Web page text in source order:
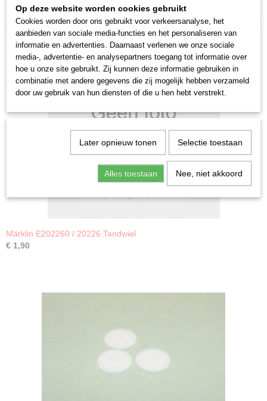
Uitverkocht bij Märklin!
Ook interessant
Märklin E202260 / 20226 Tandwiel
€ 1,90
Op deze website worden cookies gebruikt
Cookies worden door ons gebruikt voor verkeersanalyse, het
aanbieden van sociale media-functies en het personaliseren van
informatie en advertenties. Daarnaast verlenen we onze sociale
media-, advertentie- en analysepartners toegang tot informatie over
hoe u onze site gebruikt. Zij kunnen deze informatie gebruiken in
combinatie met andere gegevens die zij mogelijk hebben verzameld
door uw gebruik van hun diensten of die u hen hebt verstrekt.
Later opnieuw tonen Selectie toestaan
Alles toestaan Nee, niet akkoord